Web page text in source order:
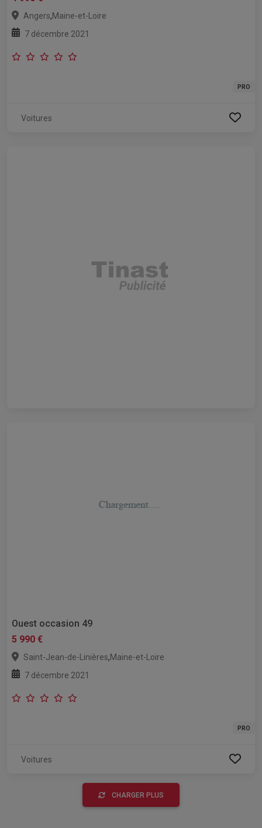
Angers,Maine-et-Loire
7 décembre 2021
PRO
Voitures
Ouest occasion 49
5 990 €
Saint-Jean-de-Linières,Maine-et-Loire
7 décembre 2021
PRO
Voitures
CHARGER PLUS